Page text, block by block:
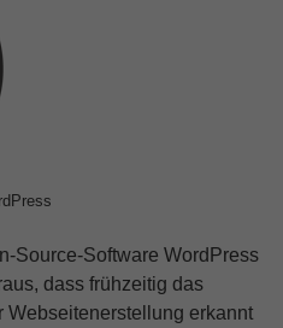
Source-Software WordPress
dass frühzeitig das
Webseitenerstellung erkannt